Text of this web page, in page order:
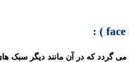
:
گردد که در آن مانند دیگر سبک